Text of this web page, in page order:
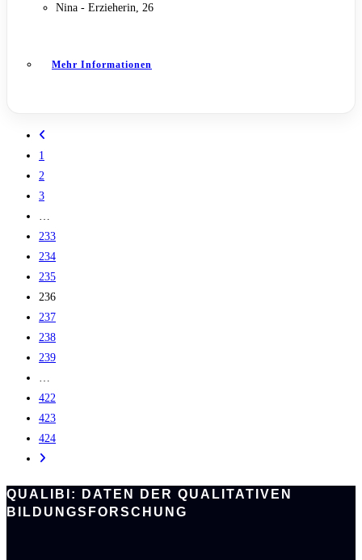
Nina - Erzieherin, 26
Mehr Informationen
1
2
3
233
234
235
236
237
238
239
422
423
424
QUALIBI: DATEN DER QUALITATIVEN
BILDUNGSFORSCHUNG